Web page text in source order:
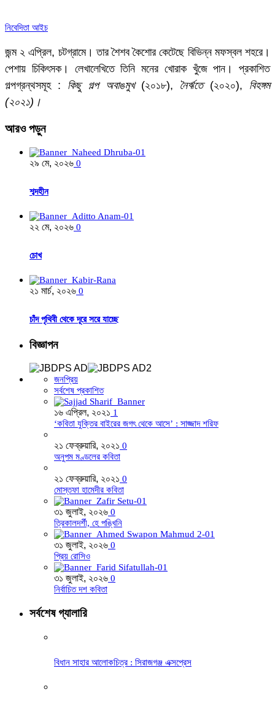
নিবেদিতা আইচ
জন্ম ২ এপ্রিল, চটগ্রামে। তার শৈশব কৈশোর কেটেছে বিভিন্ন মফস্বল শহরে।
পেশায় চিকিৎসক। লেখালেখিতে তিনি মনের খোরাক খুঁজে পান। প্রকাশিত
গল্পগ্রন্থসমূহ : কিছু গল্প অবাঙমুখ(২০১৮), নৈর্ঋতে(২০২০), বিহঙ্গম
(২০২১)।
আরওপড়ুন
২৯ মে, ২০২৬ 0
শব্দহীন
২২ মে, ২০২৬ 0
চোখ
২১ মার্চ, ২০২৬ 0
চাঁদ পৃথিবী থেকে দূরে সরে যাচ্ছে
বিজ্ঞাপন
জনপ্রিয়
সর্বশেষ প্রকাশিত
১৬ এপ্রিল, ২০২১ 1
‘কবিতা যুক্তির বাইরের জগৎ থেকে আসে’ : সাজ্জাদ শরিফ
২১ ফেব্রুয়ারি, ২০২১ 0
অনুপম মণ্ডলের কবিতা
২১ ফেব্রুয়ারি, ২০২১ 0
মোস্তফা হামেদীর কবিতা
৩১ জুলাই, ২০২৬ 0
ত্রিকালদর্শী, হে পঙ্খিনি
৩১ জুলাই, ২০২৬ 0
প্রিয় রোসিও
৩১ জুলাই, ২০২৬ 0
নির্বাচিত দশ কবিতা
সর্বশেষ গ্যালারি
বিধান সাহার আলোকচিত্র : সিরাজগঞ্জ এক্সপ্রেস